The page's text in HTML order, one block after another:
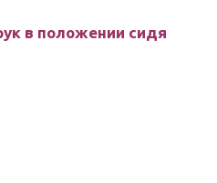
в положении сидя